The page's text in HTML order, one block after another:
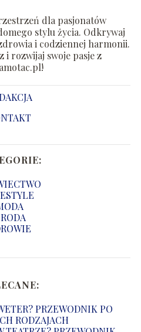
dla pasjonatów
stylu życia. Odkrywaj
i codziennej harmonii.
i rozwijaj swoje pasje z
PRZEWODNIK PO
RODZAJACH